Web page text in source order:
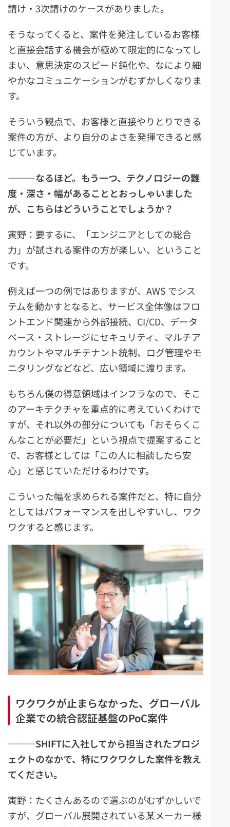
請け・3次請けのケースがありました。
そうなってくると、案件を発注しているお客様
と直接会話する機会が極めて限定的になってし
まい、意思決定のスピード鈍化や、なにより細
やかなコミュニケーションがむずかしくなりま
す。
そういう観点で、お客様と直接やりとりできる
案件の方が、より自分のよさを発揮できると感
じています。
―――なるほど。もう一つ、テクノロジーの難
度・深さ・幅があることとおっしゃいました
が、こちらはどういうことでしょうか？
寅野：要するに、「エンジニアとしての総合
力」が試される案件の方が楽しい、ということ
です。
例えば一つの例ではありますが、AWS でシス
テムを動かすとなると、サービス全体像はフロ
ントエンド関連から外部接続、CI/CD、データ
ベース・ストレージにセキュリティ、マルチア
カウントやマルチテナント統制、ログ管理やモ
ニタリングなどなど、広い領域に渡ります。
もちろん僕の得意領域はインフラなので、そこ
のアーキテクチャを重点的に考えていくわけで
すが、それ以外の部分についても「おそらくこ
んなことが必要だ」という視点で提案すること
で、お客様としては「この人に相談したら安
心」と感じていただけるわけです。
こういった幅を求められる案件だと、特に自分
としてはパフォーマンスを出しやすいし、ワク
ワクすると感じます。
ワクワクが止まらなかった、グローバル
企業での統合認証基盤のPoC案件
―――SHIFTに入社してから担当されたプロジ
ェクトのなかで、 特にワクワクした案件を教え
てください。
寅野：たくさんあるので選ぶのがむずかしいで
すが、グローバル展開されている某メーカー様